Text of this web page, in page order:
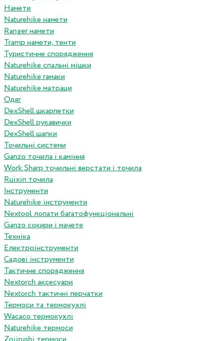
Намети
Naturehike намети
Ranger намети
Tramp намети, тенти
Туристичне спорядження
Naturehike спальні мішки
Naturehike гамаки
Naturehike матраци
Одяг
DexShell шкарпетки
DexShell рукавички
DexShell шапки
Точильні системи
Ganzo точила і каміння
Work Sharp точильні верстати і точила
Ruixin точила
Інструменти
Naturehike інструменти
Nextool лопати багатофункціональні
Ganzo сокири і мачете
Техніка
Електроінструменти
Садові інструменти
Тактичне спорядження
Nextorch аксесуари
Nextorch тактичні перчатки
Термоси та термокухлі
Wacaco термокухлі
Naturehike термоси